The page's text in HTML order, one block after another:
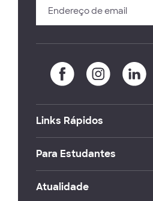
Links Rápidos
Para Estudantes
Atualidade